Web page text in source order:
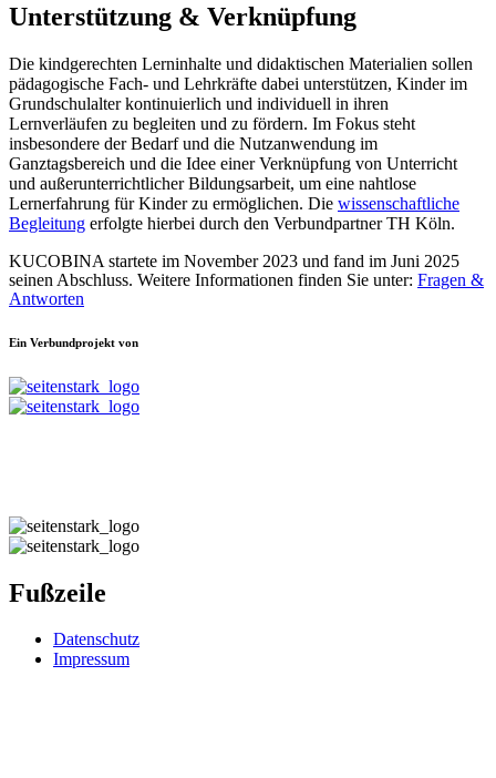
Unterstützung & Verknüpfung
Die kindgerechten Lerninhalte und didaktischen Materialien sollen
pädagogische Fach- und Lehrkräfte dabei unterstützen, Kinder im
Grundschulalter kontinuierlich und individuell in ihren
Lernverläufen zu begleiten und zu fördern. Im Fokus steht
insbesondere der Bedarf und die Nutzanwendung im
Ganztagsbereich und die Idee einer Verknüpfung von Unterricht
und außerunterrichtlicher Bildungsarbeit, um eine nahtlose
Lernerfahrung für Kinder zu ermöglichen. Die wissenschaftliche
Begleitung erfolgte hierbei durch den Verbundpartner TH Köln.
KUCOBINA startete im November 2023 und fand im Juni 2025
seinen Abschluss. Weitere Informationen finden Sie unter: Fragen &
Antworten
Ein Verbundprojekt von
Fußzeile
Datenschutz
Impressum